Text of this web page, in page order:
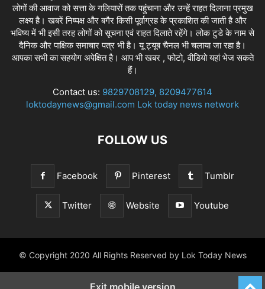
लोगों की आवाज को सत्ता के गलियारों तक पहुंचाना और उन्हें राहत दिलाना प्रमुख
लक्ष्य है। खबरें निष्पक्ष और बगैर किसी पूर्वाग्रह के प्रकाशित की जाती है और
भविष्य में भी इसी तरह लोगों को सूचना एवं राहत दिलाते रहेंगे। लोक टुडे के नाम से
दैनिक और पाक्षिक समाचार पत्र भी है। यू ट्यूब चैनल भी चलाया जा रहा है।
आपका सभी का सहयोग अपेक्षित है। आप भी खबर , फोटो, वीडियो यहां भेज सकते
हैं।
Contact us: 9829708129, 8209477614
loktodaynews@gmail.com Lok today news network
FOLLOW US
Facebook Pinterest Tumblr
Twitter Website Youtube
© Copyright 2020 All Rights Reserved by Lok Today News
Exit mobile version